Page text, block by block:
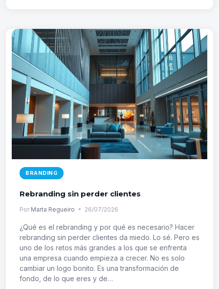
CUÁL
ELEGIR
BRANDING
Rebranding sin perder clientes
Por Marta Regueiro 26/07/2026
¿Qué es el rebranding y por qué es necesario? Hacer
rebranding sin perder clientes da miedo. Lo sé. Pero es
uno de los retos más grandes a los que se enfrenta
una empresa cuando empieza a crecer. No es solo
cambiar un logo bonito. Es una transformación de
fondo, de lo que eres y de…